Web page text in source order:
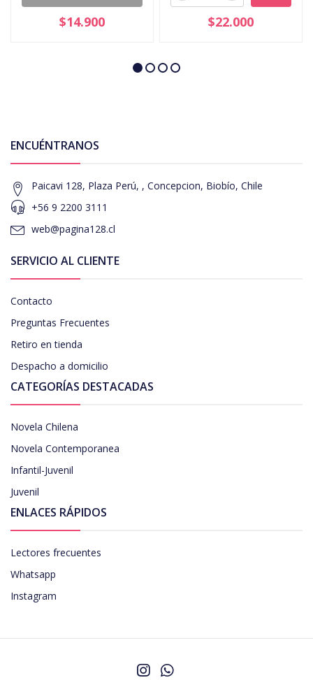
$14.900 $22.000
ENCUÉNTRANOS
Paicavi 128, Plaza Perú, , Concepcion, Biobío, Chile
+56 9 2200 3111
web@pagina128.cl
SERVICIO AL CLIENTE
Contacto
Preguntas Frecuentes
Retiro en tienda
Despacho a domicilio
CATEGORÍAS DESTACADAS
Novela Chilena
Novela Contemporanea
Infantil-Juvenil
Juvenil
ENLACES RÁPIDOS
Lectores frecuentes
Whatsapp
Instagram